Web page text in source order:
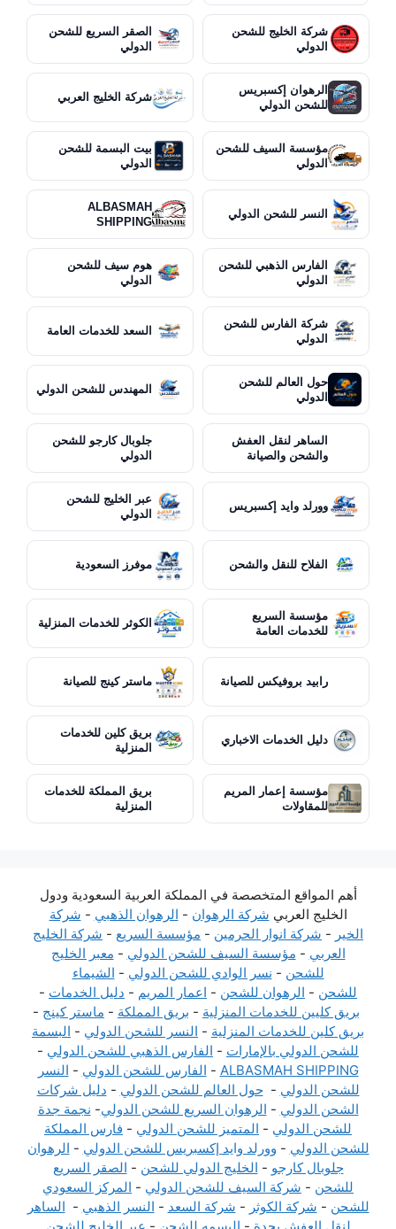
شركة الخليج للشحن
الدولي
الصقر السريع للشحن
الدولي
الرهوان إكسبريس
للشحن الدولي
شركة الخليج العربي
مؤسسة السيف للشحن
الدولي
بيت البسمة للشحن
الدولي
النسر للشحن الدولي
ALBASMAH
SHIPPING
الفارس الذهبي للشحن
الدولي
هوم سيف للشحن
الدولي
شركة الفارس للشحن
الدولي
السعد للخدمات العامة
حول العالم للشحن
الدولي
المهندس للشحن الدولي
الساهر لنقل العفش
والشحن والصيانة
جلوبال كارجو للشحن
الدولي
وورلد وايد إكسبريس
عبر الخليج للشحن
الدولي
الفلاح للنقل والشحن موفرز السعودية
مؤسسة السريع
للخدمات العامة
الكوثر للخدمات المنزلية
رابيد بروفيكس للصيانة ماستر كينج للصيانة
دليل الخدمات الاخباري
بريق كلين للخدمات
المنزلية
مؤسسة إعمار المريم
للمقاولات
بريق المملكة للخدمات
المنزلية
أهم المواقع المتخصصة في المملكة العربية السعودية ودول
الخليج العربي شركة الرهوان - الرهوان الذهبي - شركة
الخير - شركة انوار الحرمين - مؤسسة السريع - شركة الخليج
العربي - مؤسسة السيف للشحن الدولي - معبر الخليج
للشحن - نسر الوادي للشحن الدولي - الشيماء
للشحن - الرهوان للشحن - اعمار المريم - دليل الخدمات -
بريق كليين للخدمات المنزلية - بريق المملكة - ماستر كينج -
بريق كلين للخدمات المنزلية - النسر للشحن الدولي - البسمة
للشحن الدولي بالإمارات - الفارس الذهبي للشحن الدولي -
ALBASMAH SHIPPING
- الفارس للشحن الدولي - النسر
للشحن الدولي -حول العالم للشحن الدولي - دليل شركات
الشحن الدولي - الرهوان السريع للشحن الدولي- نجمة جدة
للشحن الدولي - المتميز للشحن الدولي - فارس المملكة
للشحن الدولي - وورلد وايد إكسبريس للشحن الدولي - الرهوان
جلوبال كارجو - الخليج الدولي للشحن - الصقر السريع
للشحن - شركة السيف للشحن الدولي - المركز السعودي
للشحن - شركة الكوثر - شركة السعد - النسر الذهبي - الساهر
لنقل العفش بجدة - البسمه للشحن - عبر الخليج للشحن